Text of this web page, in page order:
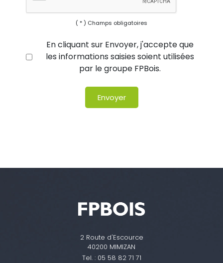
( * ) Champs obligatoires
En cliquant sur Envoyer, j'accepte que
les informations saisies soient utilisées
par le groupe FPBois.
Envoyer
2 Route d'Escource
40200 MIMIZAN
Tel. : 05 58 82 71 71